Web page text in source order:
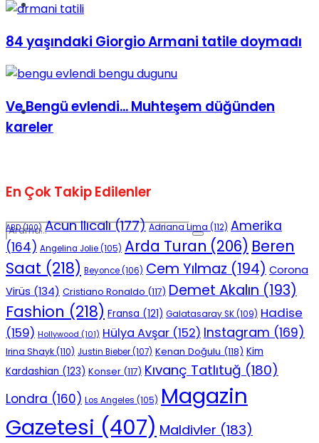
Spor
Podcast
No Result
84 yaşındaki Giorgio Armani tatile doymadı
Ve Bengü evlendi... Muhteşem düğünden
kareler
En Çok Takip Edilenler
ABD(100) Acun Ilıcalı(177) Adriana Lima (112) Amerika
(164) Angelina Jolie(105) Arda Turan (206) Beren
Saat (218) Beyonce(106) Cem Yılmaz (194) Corona
Virüs (134) Cristiano Ronaldo (117) Demet Akalın (193)
Fashion (218) Fransa (121) Galatasaray SK(109) Hadise
(159) Hollywood (101) Hülya Avşar (152) Instagram (169)
Irina Shayk(110) Justin Bieber(107) Kenan Doğulu (118) Kim
Kardashian (123) Konser (117) Kıvanç Tatlıtuğ (180)
Londra (160) Los Angeles (105) Magazin
Gazetesi (407) Maldivler (183)